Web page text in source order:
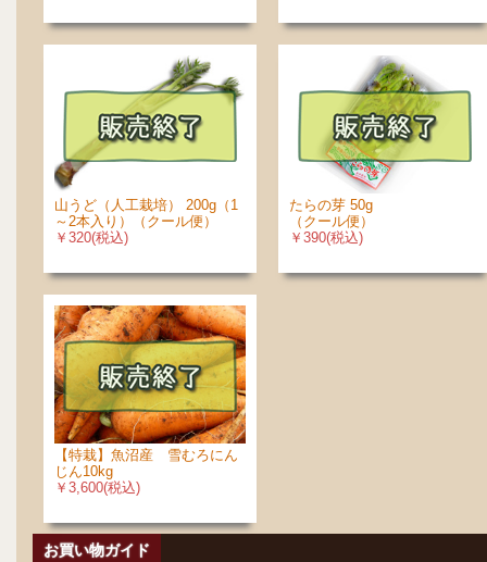
山うど（人工栽培） 200g（1
～2本入り）（クール便）
￥320(税込)
たらの芽 50g
（クール便）
￥390(税込)
【特栽】魚沼産 雪むろにん
じん10kg
￥3,600(税込)
お買い物ガイド